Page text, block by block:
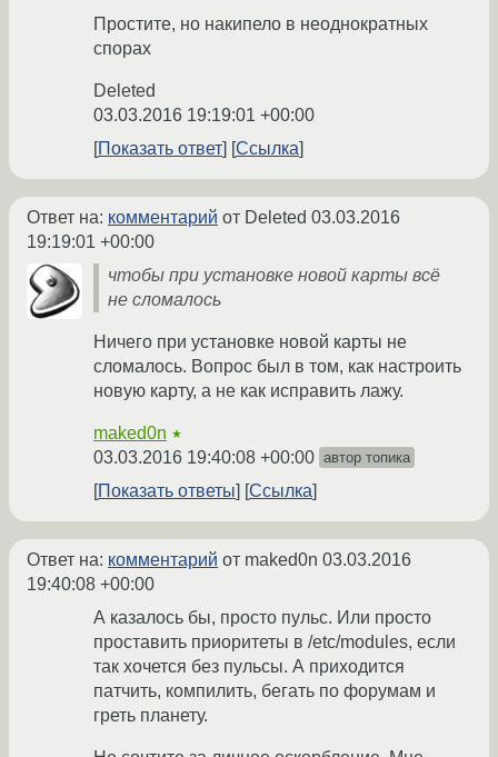
Простите, но накипело в неоднократных
спорах
Deleted
03.03.2016 19:19:01 +00:00
Показать ответ
Ссылка
Ответ на: комментарий от Deleted 03.03.2016
19:19:01 +00:00
чтобы при установке новой карты всё
не сломалось
Ничего при установке новой карты не
сломалось. Вопрос был в том, как настроить
новую карту, а не как исправить лажу.
maked0n ★
03.03.2016 19:40:08 +00:00 автор топика
Показать ответы Ссылка
Ответ на: комментарий от maked0n 03.03.2016
19:40:08 +00:00
А казалось бы, просто пульс. Или просто
проставить приоритеты в /etc/modules, если
так хочется без пульсы. А приходится
патчить, компилить, бегать по форумам и
греть планету.